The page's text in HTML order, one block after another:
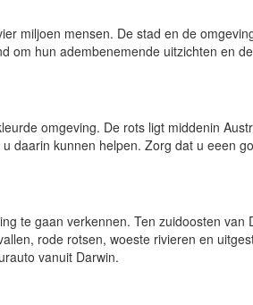
miljoen mensen. De stad en de
om hun adembenemende uitzichten en
omgeving. De rots ligt middenin
daarin kunnen helpen. Zorg dat u eeen
te gaan verkennen. Ten zuidoosten van
rode rotsen, woeste rivieren en
vanuit Darwin.